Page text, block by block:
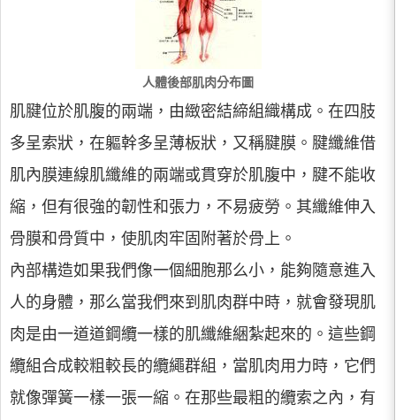
人體後部肌肉分布圖
肌腱位於肌腹的兩端，由緻密結締組織構成。在四肢
多呈索狀，在軀幹多呈薄板狀，又稱腱膜。腱纖維借
肌內膜連線肌纖維的兩端或貫穿於肌腹中，腱不能收
縮，但有很強的韌性和張力，不易疲勞。其纖維伸入
骨膜和骨質中，使肌肉牢固附著於骨上。
內部構造如果我們像一個細胞那么小，能夠隨意進入
人的身體，那么當我們來到肌肉群中時，就會發現肌
肉是由一道道鋼纜一樣的肌纖維綑紮起來的。這些鋼
纜組合成較粗較長的纜繩群組，當肌肉用力時，它們
就像彈簧一樣一張一縮。在那些最粗的纜索之內，有